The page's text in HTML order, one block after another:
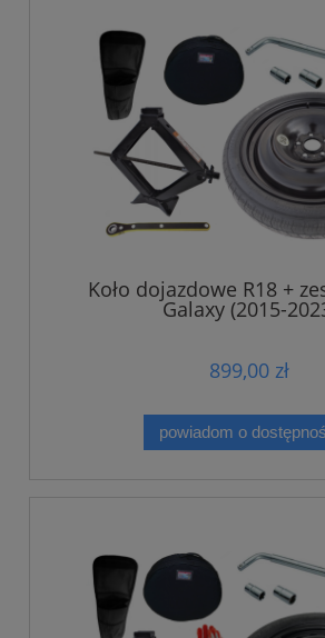
Koło dojazdowe R18 +
Galaxy (2015-
899,00 zł
powiadom o